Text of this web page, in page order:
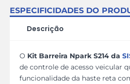
ESPECIFICIDADES DO
Descrição
O Kit Barreira Npark S214 da
de controle de acesso veicular
funcionalidade da haste reta